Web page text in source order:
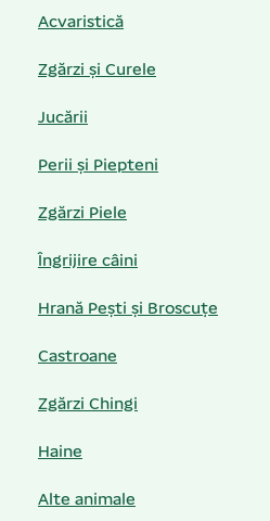
Acvaristică
Zgărzi și Curele
Jucării
Perii și Piepteni
Zgărzi Piele
Îngrijire câini
Hrană Pești și Broscuțe
Castroane
Zgărzi Chingi
Haine
Alte animale